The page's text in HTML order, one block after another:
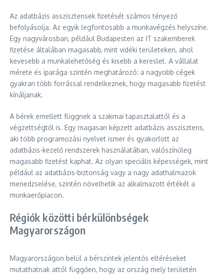
Az adatbázis asszisztensek fizetését számos tényező
befolyásolja. Az egyik legfontosabb a munkavégzés helyszíne.
Egy nagyvárosban, például Budapesten az IT szakemberek
fizetése általában magasabb, mint vidéki területeken, ahol
kevesebb a munkalehetőség és kisebb a kereslet. A vállalat
mérete és iparága szintén meghatározó: a nagyobb cégek
gyakran több forrással rendelkeznek, hogy magasabb fizetést
kínáljanak.
A bérek emellett függnek a szakmai tapasztalattól és a
végzettségtől is. Egy magasan képzett adatbázis asszisztens,
aki több programozási nyelvet ismer és gyakorlott az
adatbázis-kezelő rendszerek használatában, valószínűleg
magasabb fizetést kaphat. Az olyan speciális képességek, mint
például az adatbázis-biztonság vagy a nagy adathalmazok
menedzselése, szintén növelhetik az alkalmazott értékét a
munkaerőpiacon.
Régiók közötti bérkülönbségek
Magyarországon
Magyarországon belül a bérszintek jelentős eltéréseket
mutathatnak attól függően, hogy az ország mely területén